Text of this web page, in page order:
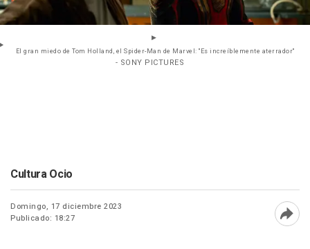
El gran miedo de Tom Holland, el Spider-Man de Marvel: "Es increíblemente aterrador"
- SONY PICTURES
Cultura Ocio
Domingo, 17 diciembre 2023
Publicado: 18:27